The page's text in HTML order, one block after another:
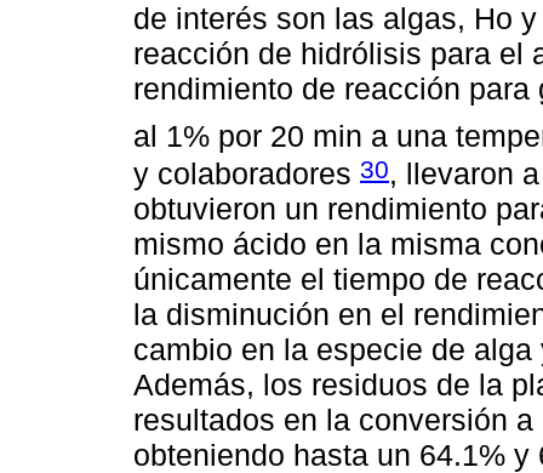
de interés son las algas, Ho
reacción de hidrólisis para el
rendimiento de reacción
al 1% por 20 min a una
y colaboradores 30, llevaron
obtuvieron un rendimiento
mismo ácido en la misma
únicamente el tiempo de
la disminución en el
cambio en la especie de
Además, los residuos de la
resultados en la conversión
obteniendo hasta un 64.1%